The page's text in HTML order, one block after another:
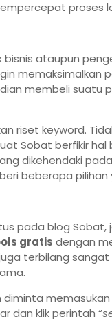
proses
bisnis ataupun
memaksimalkan
membeli suatu
riset keyword.
Sobat berfikir hal
dikehendaki
beberapa pilihan
pada blog Sobat,
gratis dengan
terbilang sangat
memasukan
dan klik perintah “